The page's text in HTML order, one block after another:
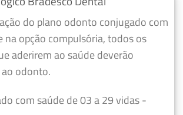
do plano odonto conjugado com
na opção compulsória, todos os
aderirem ao saúde deverão
odonto.
com saúde de 03 a 29 vidas -